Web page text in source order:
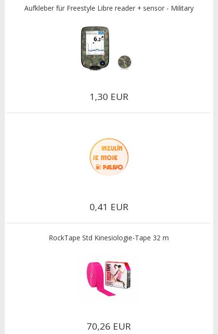
Aufkleber für Freestyle Libre reader + sensor - Military
1,30 EUR
0,41 EUR
RockTape Std Kinesiologie-Tape 32 m
70,26 EUR